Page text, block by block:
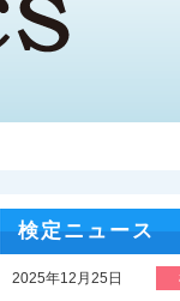
検定ニュース
2025年12月25日